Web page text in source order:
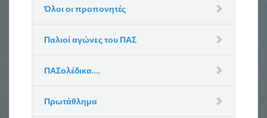
Όλοι οι προπονητές
Παλιοί αγώνες του ΠΑΣ
ΠΑΣολέδικα….
Πρωτάθλημα